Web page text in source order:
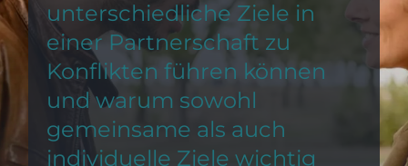
unterschiedliche Ziele in
einer Partnerschaft zu
Konflikten führen können
und warum sowohl
gemeinsame als auch
individuelle Ziele wichtig